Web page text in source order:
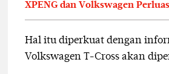
XPENG dan Volkswagen
Hal itu diperkuat dengan
Volkswagen T-Cross akan